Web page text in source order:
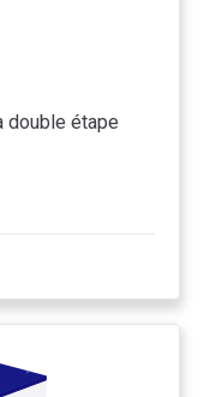
double étape